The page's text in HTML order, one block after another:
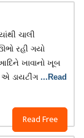
Read Free
ચાલી
રહી ગયો
ખાવાનો ખૂબ
એ ડાયટીંગ ...Read